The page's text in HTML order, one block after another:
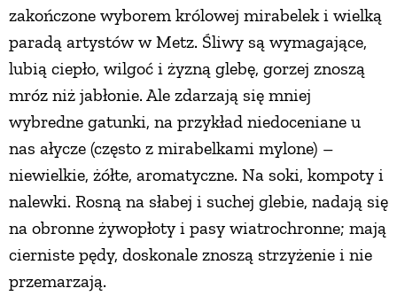
zakończone wyborem królowej mirabelek i wielką
paradą artystów w Metz. Śliwy są wymagające,
lubią ciepło, wilgoć i żyzną glebę, gorzej znoszą
mróz niż jabłonie. Ale zdarzają się mniej
wybredne gatunki, na przykład niedoceniane u
nas ałycze (często z mirabelkami mylone) –
niewielkie, żółte, aromatyczne. Na soki, kompoty i
nalewki. Rosną na słabej i suchej glebie, nadają się
na obronne żywopłoty i pasy wiatrochronne; mają
cierniste pędy, doskonale znoszą strzyżenie i nie
przemarzają.